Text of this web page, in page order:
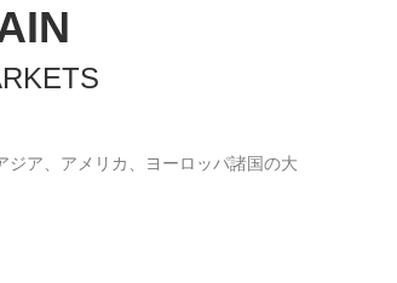
ジア、 アメリカ、ヨーロッパ諸国の大